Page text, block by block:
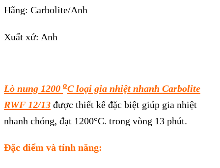
Hãng: Carbolite/Anh
Xuất xứ: Anh
Lò nung 1200 oC loại gia nhiệt nhanh Carbolite
RWF 12/13 được thiết kế đặc biệt giúp gia nhiệt
nhanh chóng, đạt 1200°C. trong vòng 13 phút.
Đặc điểm và tính năng: